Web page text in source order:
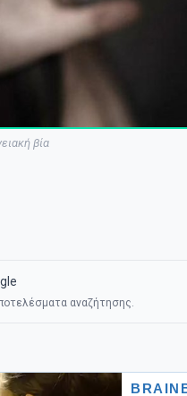
βία
αναζήτησης.